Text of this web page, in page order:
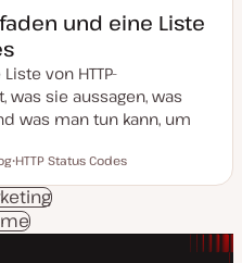
und eine Liste
von HTTP-
sie aussagen, was
was man tun kann, um
h
e
m
a
HTTP Status Codes